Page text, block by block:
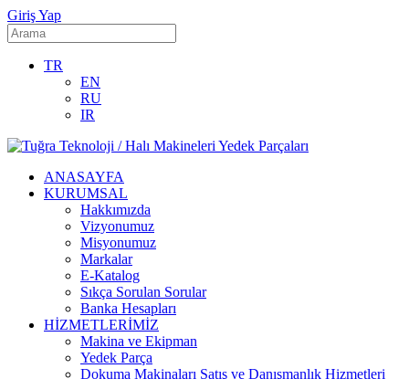
Giriş Yap
TR
EN
RU
IR
ANASAYFA
KURUMSAL
Hakkımızda
Vizyonumuz
Misyonumuz
Markalar
E-Katalog
Sıkça Sorulan Sorular
Banka Hesapları
HİZMETLERİMİZ
Makina ve Ekipman
Yedek Parça
Dokuma Makinaları Satış ve Danışmanlık Hizmetleri